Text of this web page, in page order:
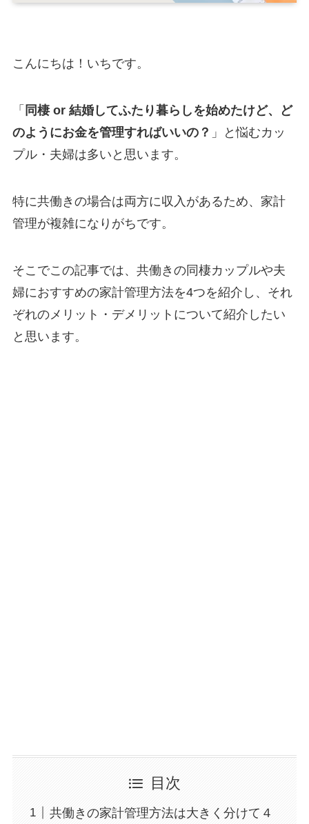
こんにちは！いちです。
「 同棲 or 結婚してふたり暮らしを始めたけど、ど
のようにお金を管理すればいいの？ 」と悩むカッ
プル・夫婦は多いと思います。
特に共働きの場合は両方に収入があるため、家計
管理が複雑になりがちです。
そこでこの記事では、共働きの同棲カップルや夫
婦におすすめの家計管理方法を4つを紹介し、それ
ぞれのメリット・デメリットについて紹介したい
と思います。
目次
共働きの家計管理方法は大きく分けて４